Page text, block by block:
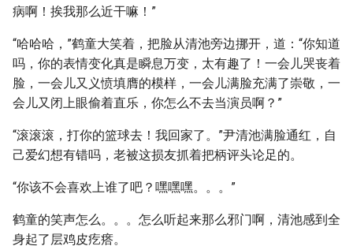
病啊！挨我那么近干嘛！”
“哈哈哈，”鹤童大笑着，把脸从清池旁边挪开，道：“你知道
吗，你的表情变化真是瞬息万变，太有趣了！一会儿哭丧着
脸，一会儿又义愤填膺的模样，一会儿满脸充满了崇敬，一
会儿又闭上眼偷着直乐，你怎么不去当演员啊？”
“滚滚滚，打你的篮球去！我回家了。”尹清池满脸通红，自
己爱幻想有错吗，老被这损友抓着把柄评头论足的。
“你该不会喜欢上谁了吧？嘿嘿嘿。。。”
鹤童的笑声怎么。。。怎么听起来那么邪门啊，清池感到全
身起了层鸡皮疙瘩。